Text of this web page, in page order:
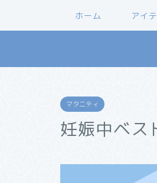
ホーム アイ
マタニティ
妊娠中ベス